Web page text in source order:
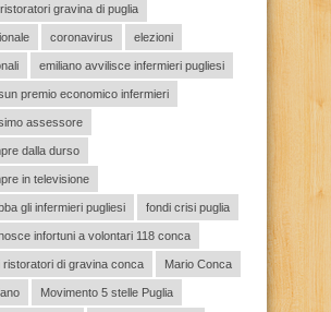
gravina di puglia
coronavirus elezioni
emiliano avvilisce infermieri pugliesi
premio economico infermieri
assessore
dalla durso
in televisione
gli infermieri pugliesi fondi crisi puglia
infortuni a volontari 118 conca
ristoratori di gravina conca Mario Conca
Movimento 5 stelle Puglia